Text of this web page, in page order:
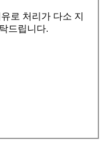
로 처리가 다소 지
드립니다.